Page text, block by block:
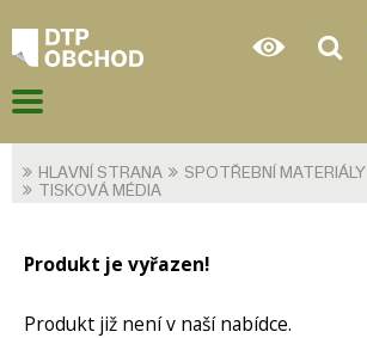
HLAVNÍ STRANA
SPOTŘEBNÍ MATERIÁLY
TISKOVÁ MÉDIA
Produkt je vyřazen!
Produkt již není v naší nabídce.